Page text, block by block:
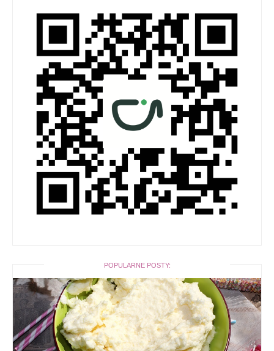
POPULARNE POSTY: